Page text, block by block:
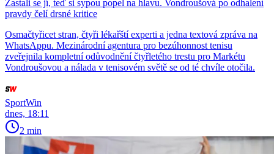
Zastali se jí, teď si sypou popel na hlavu. Vondroušová po odhalení
pravdy čelí drsné kritice
Osmačtyřicet stran, čtyři lékařští experti a jedna textová zpráva na
WhatsAppu. Mezinárodní agentura pro bezúhonnost tenisu
zveřejnila kompletní odůvodnění čtyřletého trestu pro Markétu
Vondroušovou a nálada v tenisovém světě se od té chvíle otočila.
SportWin
dnes, 18:11
2 min